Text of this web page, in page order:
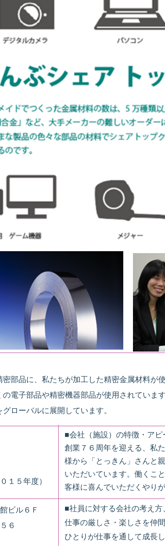
部品に、私たちが加工した精密金属材料
の電子部品や精密機器部品が使用されてい
ローバルに展開しています。
１５年度）
■会社（施設）の特徴
創業７６周年を迎える、私
様から「とっきん」さんと
いただいています。働くこ
客様に喜んでいただくやり
■社員に対する会社の考
仕事の厳しさ・楽しさを仲
ひとりが仕事を通して成長
ビル６Ｆ
６